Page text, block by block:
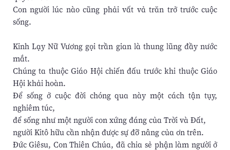
Con người lúc nào cũng phải vất vả trăn trở trước cuộc
sống.
Kinh Lạy Nữ Vương gọi trần gian là thung lũng đầy nước
mắt.
Chúng ta thuộc Giáo Hội chiến đấu trước khi thuộc Giáo
Hội khải hoàn.
Để sống ở cuộc đời chóng qua này một cách tận tụy,
nghiêm túc,
để sống như một người con xứng đáng của Trời và Đất,
người Kitô hữu cần nhận được sự đỡ nâng của ơn trên.
Đức Giêsu, Con Thiên Chúa, đã chia sẻ phận làm người ở